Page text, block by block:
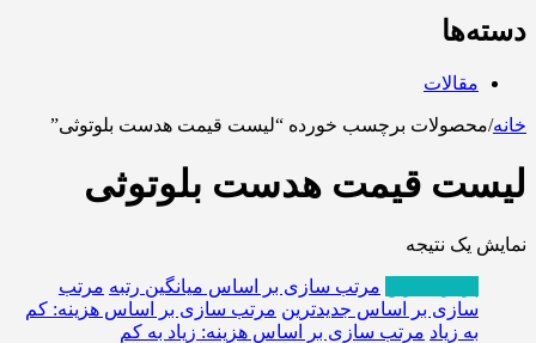
دسته‌ها
مقالات
خانه/محصولات برچسب خورده “لیست قیمت هدست بلوتوثی”
لیست قیمت هدست بلوتوثی
نمایش یک نتیجه
مرتب سازی بر اساس میانگین رتبه مرتب
سازی بر اساس جدیدترین مرتب سازی بر اساس هزینه: کم
به زیاد مرتب سازی بر اساس هزینه: زیاد به کم